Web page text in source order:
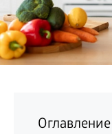
Оглавление